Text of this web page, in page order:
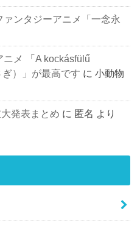
ンタジーアニメ「一念永
メ 「A kockásfülű
）」が最高です に小動物
発表まとめ に 匿名 より